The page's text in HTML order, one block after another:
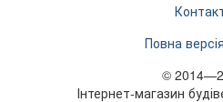
Повна
©
Інтернет-магазин